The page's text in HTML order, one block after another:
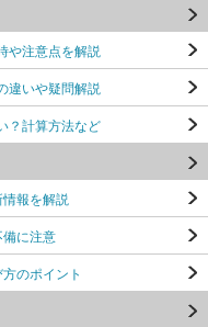
や注意点を解説
違いや疑問解説
？計算方法など
報を解説
に注意
のポイント